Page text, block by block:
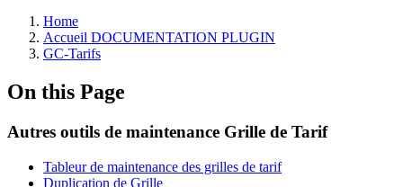
Home
Accueil DOCUMENTATION PLUGIN
GC-Tarifs
On this Page
Autres outils de maintenance Grille de Tarif
Tableur de maintenance des grilles de tarif
Duplication de Grille